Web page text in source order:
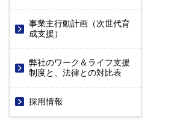
事業主行動計画（次世代育
成支援）
弊社のワーク＆ライフ支援
制度と、法律との対比表
採用情報